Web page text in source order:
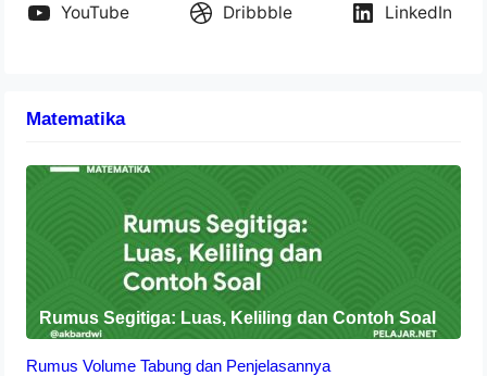
YouTube
Dribbble LinkedIn
Matematika
Rumus Segitiga: Luas, Keliling dan Contoh Soal
Rumus Volume Tabung dan Penjelasannya